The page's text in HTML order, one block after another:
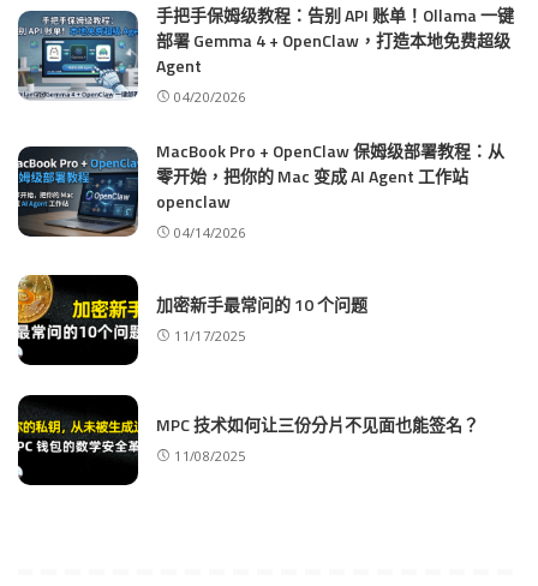
手把手保姆级教程：告别 API 账单！Ollama 一键
部署 Gemma 4 + OpenClaw，打造本地免费超级
Agent
04/20/2026
MacBook Pro + OpenClaw 保姆级部署教程：从
零开始，把你的 Mac 变成 AI Agent 工作站
openclaw
04/14/2026
加密新手最常问的 10 个问题
11/17/2025
MPC 技术如何让三份分片不见面也能签名？
11/08/2025